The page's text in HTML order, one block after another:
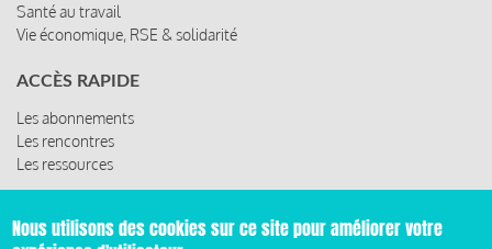
Santé au travail
Vie économique, RSE & solidarité
ACCÈS RAPIDE
Les abonnements
Les rencontres
Les ressources
Nous utilisons des cookies sur ce site pour améliorer votre